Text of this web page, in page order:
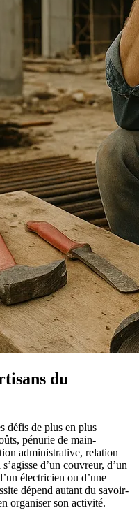
du
défis de plus en plus
pénurie de main-
administrative, relation
d’un couvreur, d’un
électricien ou d’une
dépend autant du savoir-
organiser son activité.